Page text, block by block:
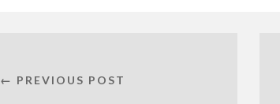
← PREVIOUS POST